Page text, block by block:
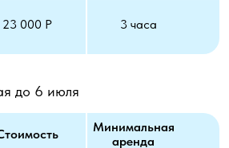
до 6 июля
Минимальная
аренда
23 000 Р 3 часа